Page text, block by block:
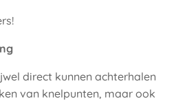
direct kunnen achterhalen
van knelpunten, maar ook